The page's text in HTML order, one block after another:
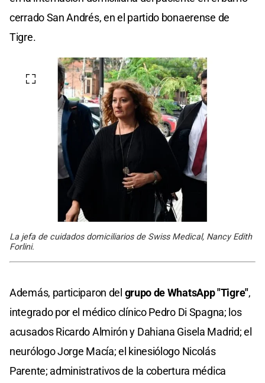
cerrado San Andrés, en el partido bonaerense de
Tigre.
La jefa de cuidados domiciliarios de Swiss Medical, Nancy Edith
Forlini.
Además, participaron del grupo de WhatsApp "Tigre",
integrado por el médico clínico Pedro Di Spagna; los
acusados Ricardo Almirón y Dahiana Gisela Madrid; el
neurólogo Jorge Macía; el kinesiólogo Nicolás
Parente; administrativos de la cobertura médica